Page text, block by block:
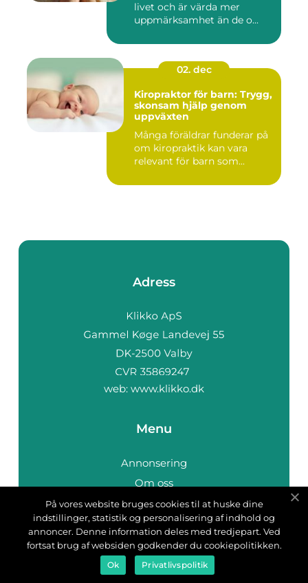
livet och är värda mer
uppmärksamhet än de o...
02. dec
Kiropraktor för barn: Trygg,
skonsam hjälp genom
uppväxten
Många föräldrar funderar på
om kiropraktik kan vara
relevant för barn som...
Adress
web: www.klikko.dk
Menu
Annonsering
Om oss
Cookies
Kontakta oss
Sitemap
På vores website bruges cookies til at huske dine
indstillinger, statistik og personalisering af indhold og
annoncer. Denne information deles med tredjepart. Ved
fortsat brug af websiden godkender du cookiepolitikken.
Ok Privatlivspolitik